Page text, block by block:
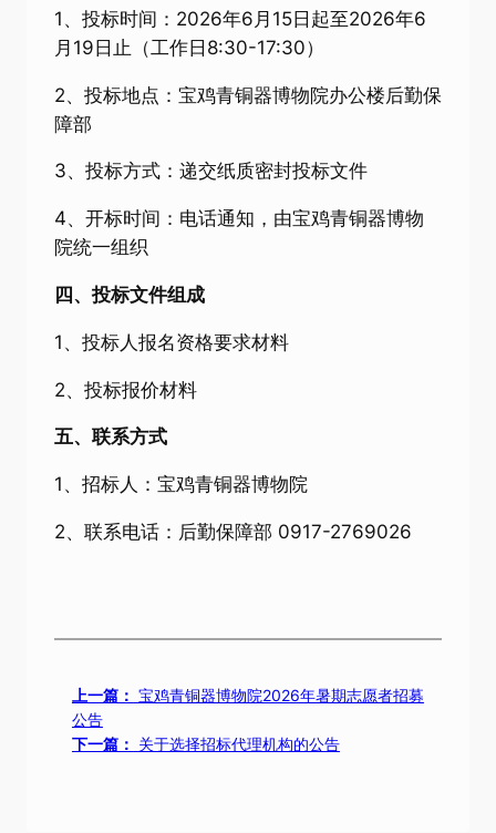
1、投标时间：2026年6月15日起至2026年6
月19日止（工作日8:30-17:30）
2、投标地点：宝鸡青铜器博物院办公楼后勤保
障部
3、投标方式：递交纸质密封投标文件
4、开标时间：电话通知，由宝鸡青铜器博物
院统一组织
四、投标文件组成
1、投标人报名资格要求材料
2、投标报价材料
五、联系方式
1、招标人：宝鸡青铜器博物院
2、联系电话：后勤保障部 0917-2769026
上一篇： 宝鸡青铜器博物院2026年暑期志愿者招募
公告
下一篇： 关于选择招标代理机构的公告